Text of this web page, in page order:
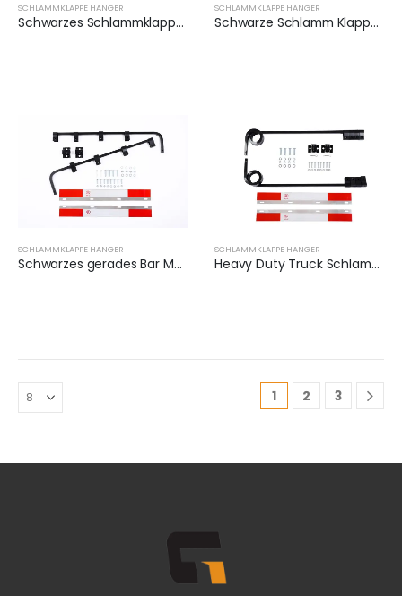
SCHLAMMKLAPPE HANGER
Schwarzes Schlammklappe Hanger Set mit Reflektorband | XKJ-MFH-03-1/8
SCHLAMMKLAPPE HANGER
Schwarze Schlamm Klappe Aufhänger (Paar) | XKJ-MFH-02-1/8
SCHLAMMKLAPPE HANGER
Schwarzes gerades Bar Mud Flap Hanger Bracket Kit | XKJ-MFH-SBK
SCHLAMMKLAPPE HANGER
Heavy Duty Truck Schlammklappe Hanger Halterung Set | XKJ-MFH-S3C
1 2 3